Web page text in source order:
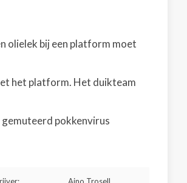
olielek bij een platform moet
het platform. Het duikteam
pokkenvirus